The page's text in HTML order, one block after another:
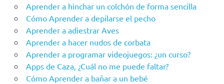
Aprender a hinchar un colchón de forma sencilla
Cómo Aprender a depilarse el pecho
Aprender a adiestrar Aves
Aprender a hacer nudos de corbata
Aprender a programar videojuegos: ¿un curso?
Apps de Caza, ¿Cuál no me puede faltar?
Cómo Aprender a bañar a un bebé